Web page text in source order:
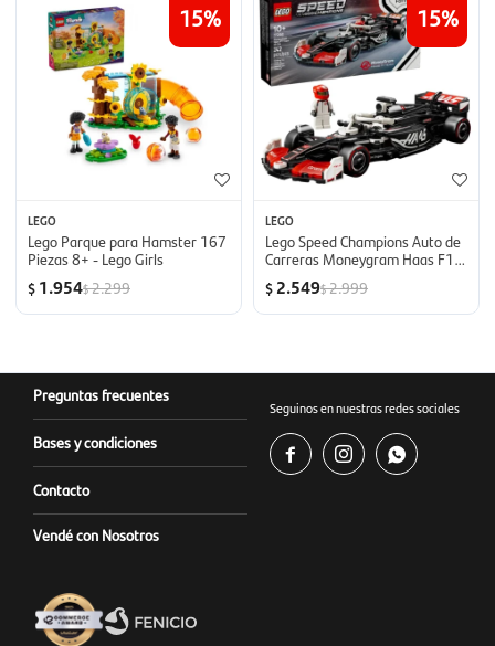
15
LEGO
Lego Parque para Hamster 167
Piezas 8+ - Lego Girls
$ 1.954$2.299
15
LEGO
Lego Speed Champions Auto de
Carreras Moneygram Haas F1
Team VF 24 242 Piezas 10+ -
Lego Boys
$2.549$2.999
Preguntas frecuentes
Bases y condiciones
Contacto
Vendé con Nosotros
Seguinos en nuestras redes sociales
  